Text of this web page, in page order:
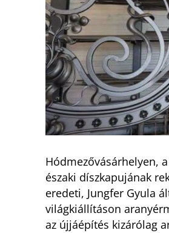
Hódmezővásárhelyen,
északi díszkapujának
eredeti, Jungfer Gyula
világkiállításon
az újjáépítés kizárólag